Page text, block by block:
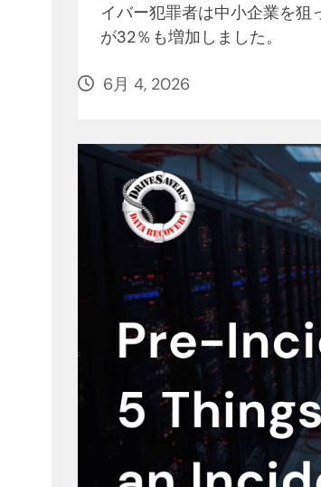
イバー犯罪者は中小企業を
が32％も増加しました。
6月 4, 2026